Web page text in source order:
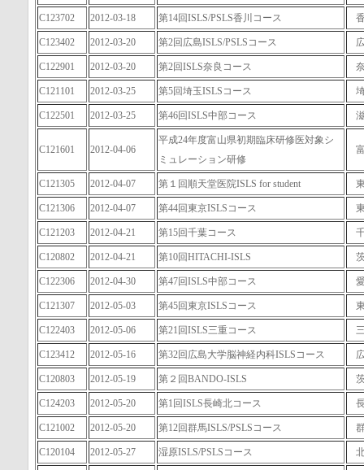
C123702 2012-03-18 第14回ISLS/PSLS香川コース
C123402 2012-03-20 第2回広島ISLS/PSLSコース
C122901 2012-03-20 第2回ISLS奈良コース
C121101 2012-03-25 第5回埼玉ISLSコース
C122501 2012-03-25 第46回ISLS中部コース
C121601 2012-04-06
平成24年度富山県初期臨床研修医対象シ
ミュレーション研修
C121305 2012-04-07 第１回順天堂医院ISLS for student
C121306 2012-04-07 第44回東京ISLSコース
C121203 2012-04-21 第15回千葉コース
C120802 2012-04-21 第10回HITACHI-ISLS
C122306 2012-04-30 第47回ISLS中部コース
C121307 2012-05-03 第45回東京ISLSコース
C122403 2012-05-06 第21回ISLS三重コース
C123412 2012-05-16 第32回広島大学脳神経内科ISLSコース
C120803 2012-05-19 第２回BANDO-ISLS
C124203 2012-05-20 第1回ISLS長崎北コース
C121002 2012-05-20 第12回群馬ISLS/PSLSコース
C120104 2012-05-27 湿原ISLS/PSLSコース